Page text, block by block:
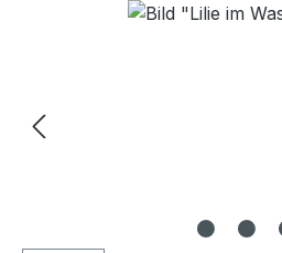
Bildergalerie überspringen